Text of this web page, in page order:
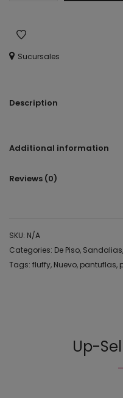
Sucursales
Description
Additional information
Reviews (0)
SKU: N/A
Categories: De Piso, Sandalias,
Tags: fluffy, Nuevo, pantuflas,
Up-